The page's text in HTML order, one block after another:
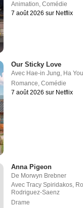
Animation,Comédie
7 août 2026 sur Netflix
Our Sticky Love
Avec Hae-in Jung Ha
Romance ,Comédie
7 août 2026 sur Netflix
Anna Pigeon
De Morwyn Brebner
AvecTracy Spiridakos,
Rodriguez-Saenz
Drame